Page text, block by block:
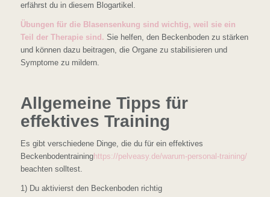
erfährst du in diesem Blogartikel.
Übungen für die Blasensenkung sind wichtig, weil sie ein
Teil der Therapie sind. Sie helfen, den Beckenboden zu stärken
und können dazu beitragen, die Organe zu stabilisieren und
Symptome zu mildern.
Allgemeine Tipps für
effektives Training
Es gibt verschiedene Dinge, die du für ein effektives
Beckenbodentraininghttps://pelveasy.de/warum-personal-training/
beachten solltest.
1) Du aktivierst den Beckenboden richtig